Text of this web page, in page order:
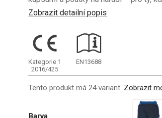
Zobrazit detailní popis
Kategorie 1
2016/425
EN13688
Tento produkt má 24 variant. Zobrazit
Barva